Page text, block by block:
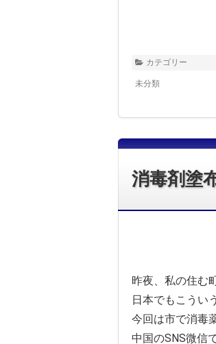
カテゴリー
未分類
消毒剤塗
昨夜、私の住む
日本でもこうい
今回は市で消毒
中国のSNS微信